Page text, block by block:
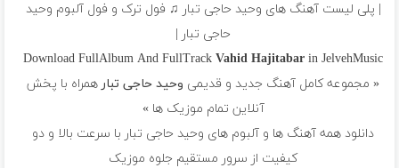
| پلی لیست آهنگ های وحید حاجی تبار ♫ فول ترک و فول آلبوم وحید
حاجی تبار |
Download FullAlbum And FullTrackVahid Hajitabarin JelvehMusic
« مجموعه کامل آهنگ جدید و قدیمی وحید حاجی تبار همراه با پخش
آنلاین تمام موزیک ها »
دانلود همه آهنگ ها و آلبوم های وحید حاجی تبار با سرعت بالا و دو
کیفیت از سرور مستقیم جلوه موزیک